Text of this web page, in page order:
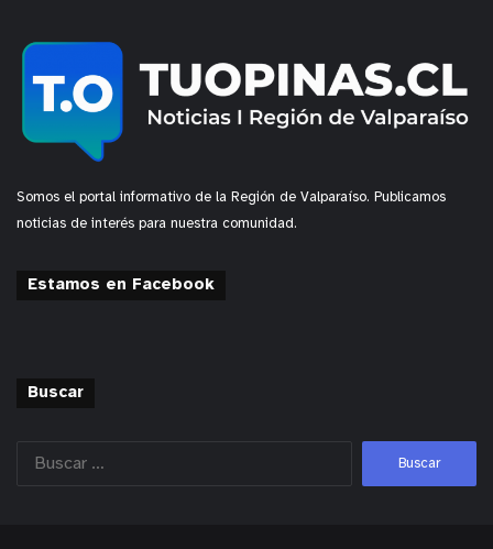
Somos el portal informativo de la Región de Valparaíso. Publicamos
noticias de interés para nuestra comunidad.
Estamos en Facebook
Buscar